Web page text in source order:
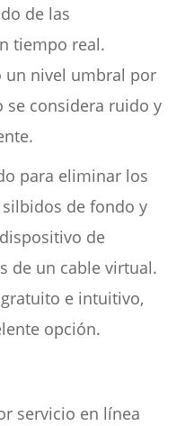
de las
tiempo real.
un nivel umbral por
se considera ruido y
para eliminar los
de fondo y
de
de un cable virtual.
e intuitivo,
opción.
servicio en línea